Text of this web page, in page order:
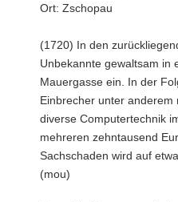
Ort: Zschopau
(1720) In den
Unbekannte gewaltsam in
Mauergasse ein. In der
Einbrecher unter
diverse Computertechnik
mehreren zehntausend
Sachschaden wird auf
(mou)